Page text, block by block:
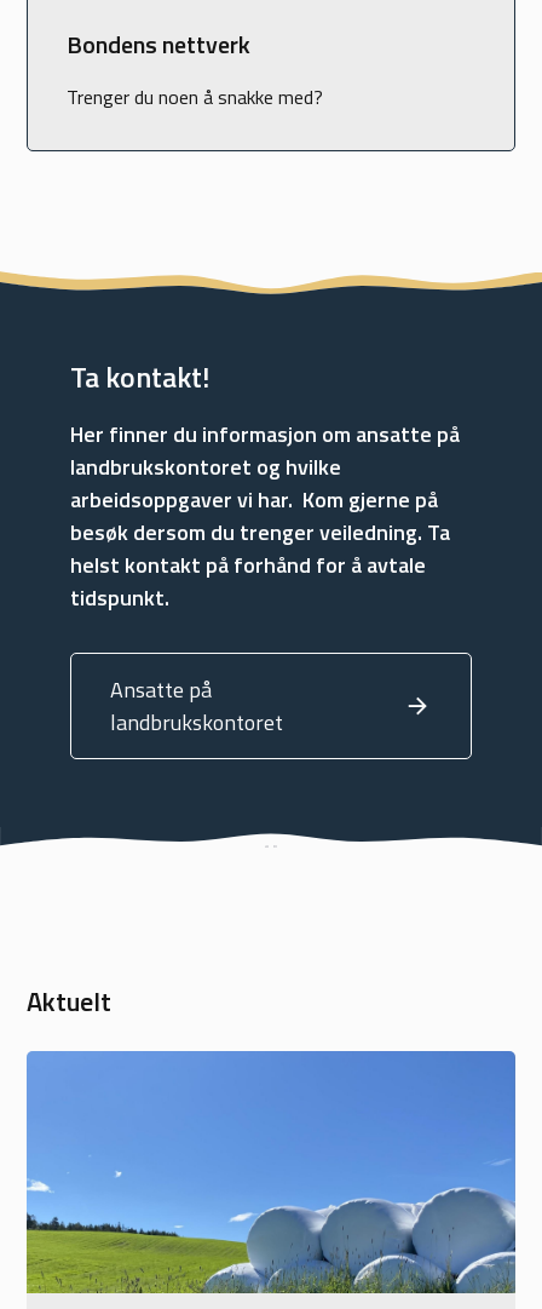
Bondens nettverk
Trenger du noen å snakke med?
Ta kontakt!
Her finner du informasjon om ansatte på
landbrukskontoret og hvilke
arbeidsoppgaver vi har. Kom gjerne på
besøk dersom du trenger veiledning. Ta
helst kontakt på forhånd for å avtale
tidspunkt.
Ansatte på
landbrukskontoret
Aktuelt